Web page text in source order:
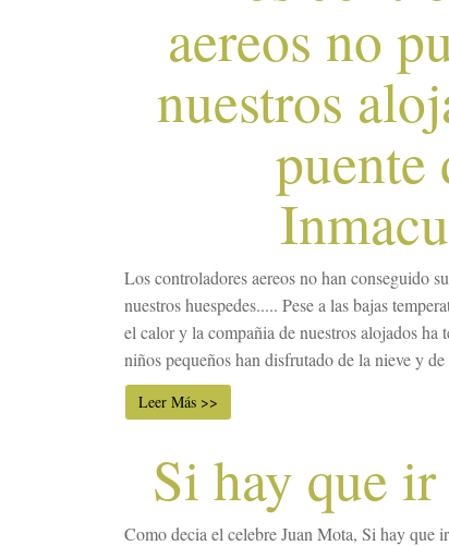
aereos no
nuestros
puente
Los controladores aereos no han conseguido
nuestros huespedes..... Pese a las bajas
el calor y la compañia de nuestros alojados ha
niños pequeños han disfrutado de la nieve y de
Leer Más >>
Si hay que
Como decia el celebre Juan Mota, Si hay que